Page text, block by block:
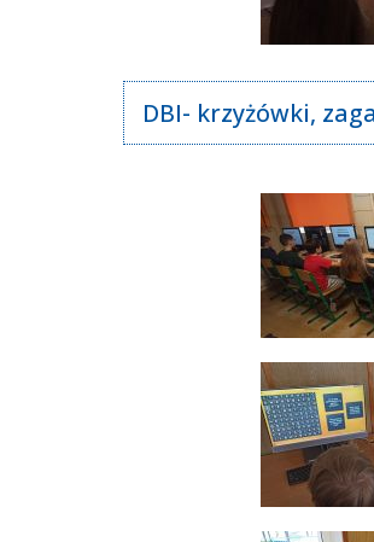
DBI- krzyżówki,